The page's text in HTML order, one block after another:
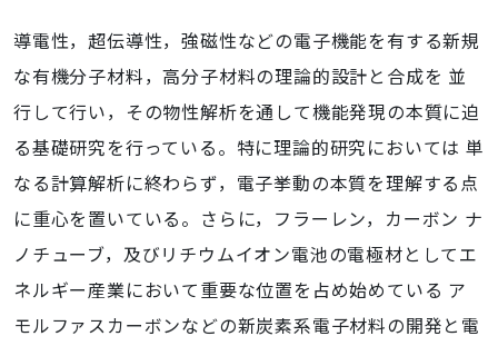
導電性，超伝導性，強磁性などの電子機能を有する新規
な有機分子材料，高分子材料の理論的設計と合成を 並
行して行い，その物性解析を通して機能発現の本質に迫
る基礎研究を行っている。特に理論的研究においては 単
なる計算解析に終わらず，電子挙動の本質を理解する点
に重心を置いている。さらに，フラーレン，カーボン ナ
ノチューブ，及びリチウムイオン電池の電極材としてエ
ネルギー産業において重要な位置を占め始めている ア
モルファスカーボンなどの新炭素系電子材料の開発と電